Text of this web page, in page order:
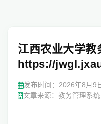
江西农业大学教
https://
发布时间： 2026年8月9
文章来源：教务管理系统